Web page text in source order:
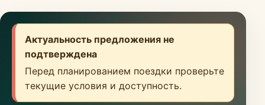
Актуальность предложения не
подтверждена
Перед планированием поездки проверьте
текущие условия и доступность.